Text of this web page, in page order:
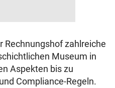
Rechnungshof zahlreiche
Museum in
Aspekten bis zu
Compliance-Regeln.